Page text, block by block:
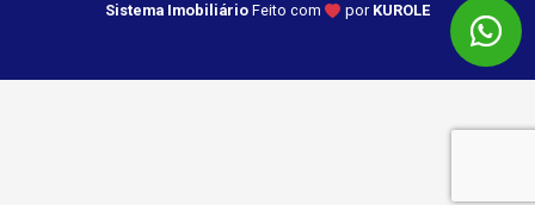
Sistema Imobiliário Feito com por KUROLE